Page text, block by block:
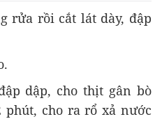
rửa rồi cắt lát dày, đập
dập, cho thịt gân bò
cho ra rổ xả nước